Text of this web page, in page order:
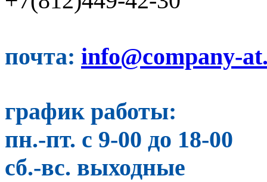
почта: info@company-
график работы:
пн.-пт. с 9-00 до 18-00
сб.-вс. выходные